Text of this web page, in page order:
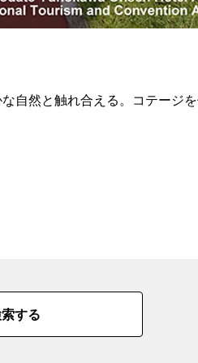
自然と触れ合える。コテージを
する